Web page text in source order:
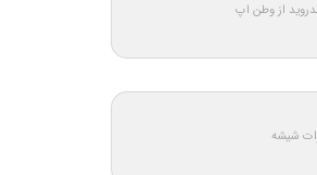
از وطن اپ
شیشه